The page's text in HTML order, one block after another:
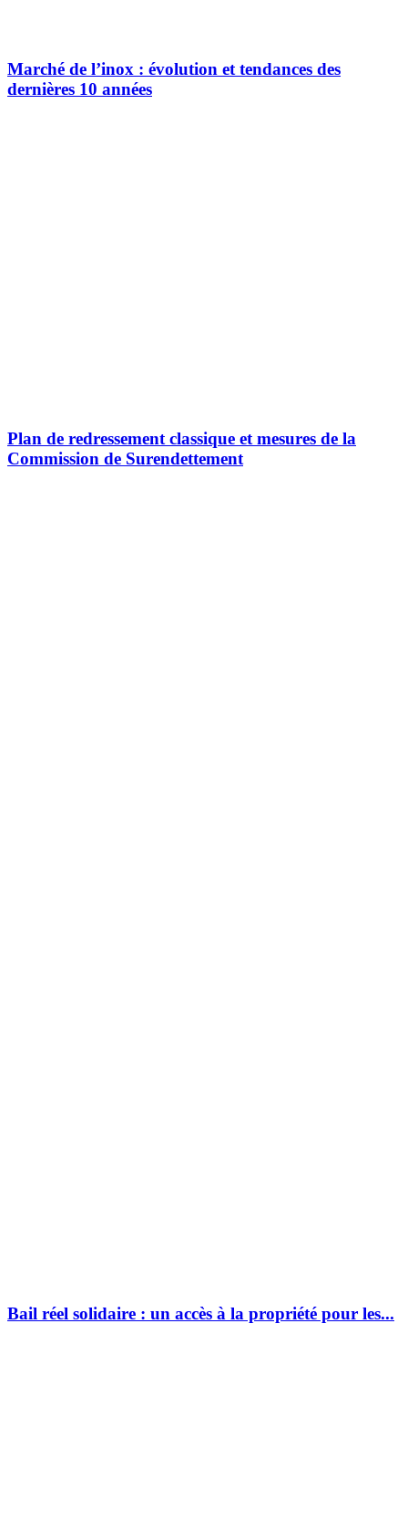
Marché de l’inox : évolution et tendances des
dernières 10 années
Plan de redressement classique et mesures de la
Commission de Surendettement
Bail réel solidaire : un accès à la propriété pour les...